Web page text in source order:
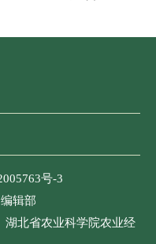
号-3
辑部
北省农业科学院农业经